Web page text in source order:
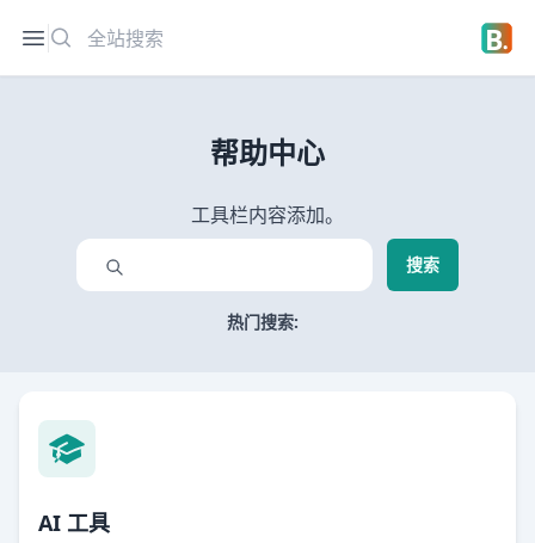
Open sidebar
帮助中心
工具栏内容添加。
搜索
热门搜索:
AI 工具